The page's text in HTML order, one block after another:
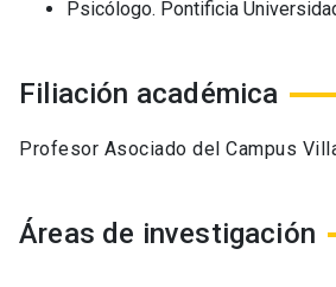
Psicólogo. Pontificia
Filiación académica
Profesor Asociado del Campus
Áreas de investigación